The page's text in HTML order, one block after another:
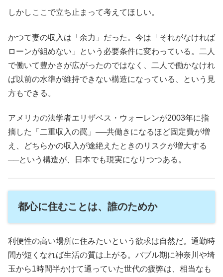
しかしここで立ち止まって考えてほしい。
かつて妻の収入は「余力」だった。今は「それがなければ
ローンが組めない」という必要条件に変わっている。二人
で働いて豊かさが広がったのではなく、二人で働かなけれ
ば以前の水準が維持できない構造になっている、という見
方もできる。
アメリカの法学者エリザベス・ウォーレンが2003年に指
摘した「二重収入の罠」──共働きになるほど固定費が増
え、どちらかの収入が途絶えたときのリスクが増大する
──という構造が、日本でも現実になりつつある。
都心に住むことは、誰のためか
利便性の高い場所に住みたいという欲求は自然だ。通勤時
間が短くなれば生活の質は上がる。バブル期に神奈川や埼
玉から1時間半かけて通っていた世代の疲弊は、相当なも